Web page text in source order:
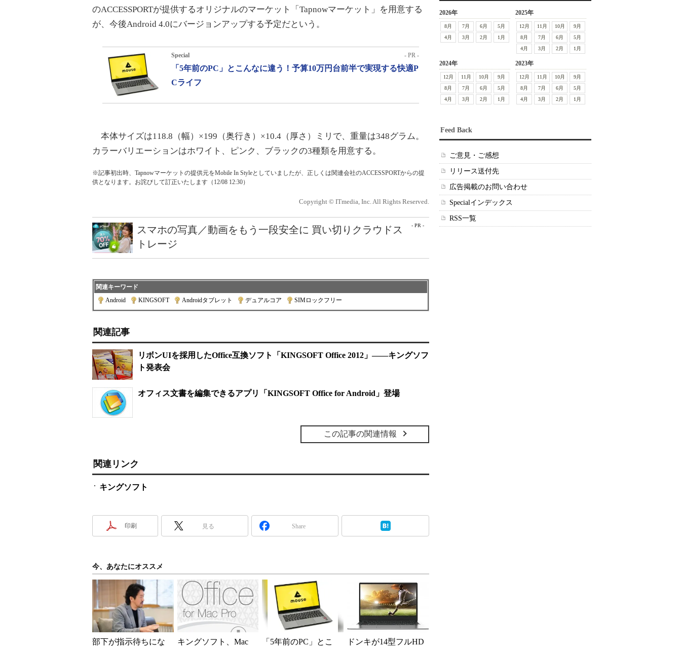
のACCESSPORTが提供するオリジナルのマーケット「Tapnowマーケット」を用意する
が、今後Android 4.0にバージョンアップする予定だという。
Special - PR -
「5年前のPC」とこんなに違う！予算10万円台前半で実現する快適P
Cライフ
本体サイズは118.8（幅）×199（奥行き）×10.4（厚さ）ミリで、重量は348グラム。
カラーバリエーションはホワイト、ピンク、ブラックの3種類を用意する。
※記事初出時、Tapnowマーケットの提供元をMobile In Styleとしていましたが、正しくは関連会社のACCESSPORTからの提
供となります。お詫びして訂正いたします（12/08 12:30）
Copyright © ITmedia, Inc. All Rights Reserved.
- PR -
スマホの写真／動画をもう一段安全に 買い切りクラウドス
トレージ
関連キーワード
Android
KINGSOFT| Androidタブレット デュアルコア SIMロックフリー
関連記事
リボンUIを採用したOffice互換ソフト「KINGSOFT Office 2012」――キングソフ
ト発表会
オフィス文書を編集できるアプリ「KINGSOFT Office for Android」登場
この記事の関連情報
関連リンク
キングソフト
印刷 見る Share
今、あなたにオススメ
部下が指示待ちにな
キングソフト、Mac
「5年前のPC」とこ
ドンキが14型フルHD
2026年
8月 7月 6月
5月
4月
3月 2月 1月
2025年
12月 11月 10月
9月
8月
7月 6月
5月
4月
3月 2月 1月
2024年
12月 11月 10月
9月
8月
7月 6月
5月
4月
3月 2月 1月
2023年
12月 11月 10月
9月
8月
7月 6月
5月
4月
3月 2月 1月
Feed Back
ご意見・ご感想
リリース送付先
広告掲載のお問い合わせ
Specialインデックス
RSS一覧